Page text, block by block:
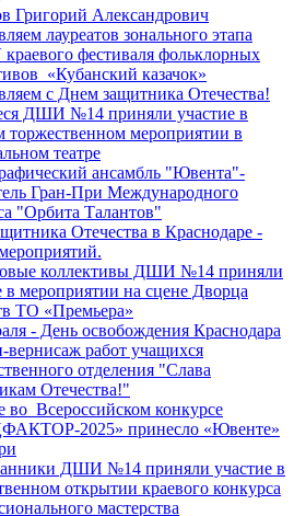
Григорий Александрович
лауреатов зонального этапа
фестиваля фольклорных
«Кубанский казачок»
с Днем защитника Отечества!
ДШИ №14 приняли участие в
торжественном мероприятии в
театре
ансамбль "Ювента"-
Гран-При Международного
"Орбита Талантов"
Отечества в Краснодаре -
коллективы ДШИ №14 приняли
в мероприятии на сцене Дворца
ТО «Премьера»
- День освобождения Краснодара
работ учащихся
отделения "Слава
Отечества!"
во Всероссийском конкурсе
2025» принесло «Ювенте»
ДШИ №14 приняли участие в
открытии краевого конкурса
мастерства